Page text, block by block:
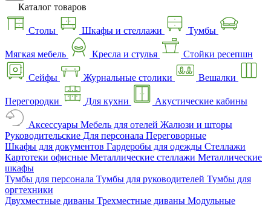
Каталог товаров
Столы Шкафы и стеллажи Тумбы
Мягкая мебель Кресла и стулья Стойки ресепшн
Сейфы Журнальные столики Вешалки
Перегородки Для кухни Акустические кабины
Аксессуары Мебель для отелей Жалюзи и шторы
Руководительские Для персонала Переговорные
Шкафы для документов Гардеробы для одежды Стеллажи
Картотеки офисные Металлические стеллажи Металлические
шкафы
Тумбы для персонала Тумбы для руководителей Тумбы для
оргтехники
Двухместные диваны Трехместные диваны Модульные